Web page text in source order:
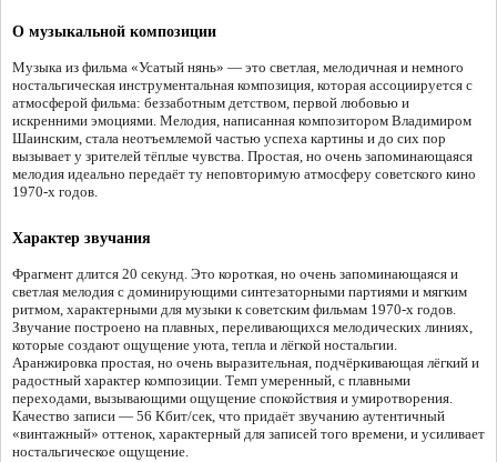
О музыкальной композиции
Музыка из фильма «Усатый нянь» — это светлая, мелодичная и немного
ностальгическая инструментальная композиция, которая ассоциируется с
атмосферой фильма: беззаботным детством, первой любовью и
искренними эмоциями. Мелодия, написанная композитором Владимиром
Шаинским, стала неотъемлемой частью успеха картины и до сих пор
вызывает у зрителей тёплые чувства. Простая, но очень запоминающаяся
мелодия идеально передаёт ту неповторимую атмосферу советского кино
1970-х годов.
Характер звучания
Фрагмент длится 20 секунд. Это короткая, но очень запоминающаяся и
светлая мелодия с доминирующими синтезаторными партиями и мягким
ритмом, характерными для музыки к советским фильмам 1970-х годов.
Звучание построено на плавных, переливающихся мелодических линиях,
которые создают ощущение уюта, тепла и лёгкой ностальгии.
Аранжировка простая, но очень выразительная, подчёркивающая лёгкий и
радостный характер композиции. Темп умеренный, с плавными
переходами, вызывающими ощущение спокойствия и умиротворения.
Качество записи — 56 Кбит/сек, что придаёт звучанию аутентичный
«винтажный» оттенок, характерный для записей того времени, и усиливает
ностальгическое ощущение.